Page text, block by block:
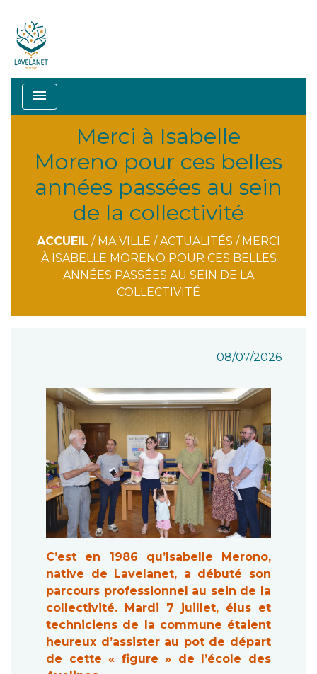
menu
Merci à Isabelle
Moreno pour ces belles
années passées au sein
de la collectivité
ACCUEIL / MA VILLE /ACTUALITÉS / MERCI
À ISABELLE MORENO POUR CES BELLES
ANNÉES PASSÉES AU SEIN DE LA
COLLECTIVITÉ
08/07/2026
C’est en 1986 qu’Isabelle Merono,
native de Lavelanet, a débuté son
parcours professionnel au sein de la
collectivité. Mardi 7 juillet, élus et
techniciens de la commune étaient
heureux d’assister au pot de départ
de cette « figure » de l’école des